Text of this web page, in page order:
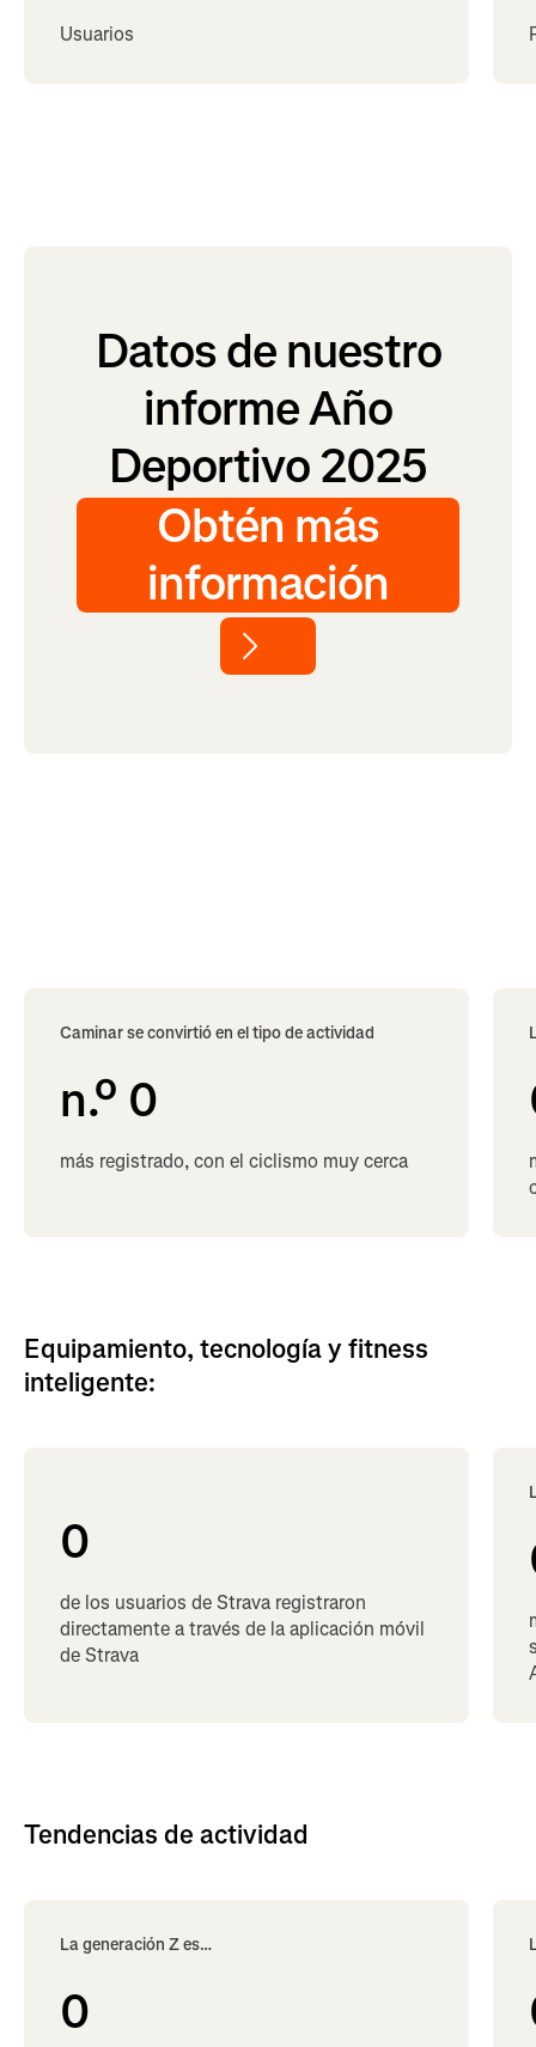
Usuarios
Datos de nuestro
informe Año
Deportivo 2025
Obtén más
información
Caminar se convirtió en el tipo de actividad
n.º 0
más registrado, con el ciclismo muy cerca
Equipamiento, tecnología y fitness
inteligente:
0
de los usuarios de Strava registraron
directamente a través de la aplicación móvil
de Strava
Tendencias de actividad
La generación Z es…
0